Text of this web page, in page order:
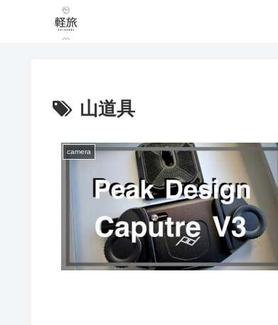
山道具
camera